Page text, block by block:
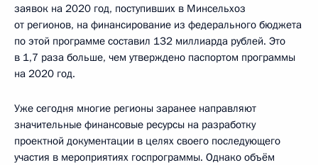
заявок на 2020 год, поступивших в Минсельхоз
от регионов, на финансирование из федерального бюджета
по этой программе составил 132 миллиарда рублей. Это
в 1,7 раза больше, чем утверждено паспортом программы
на 2020 год.
Уже сегодня многие регионы заранее направляют
значительные финансовые ресурсы на разработку
проектной документации в целях своего последующего
участия в мероприятиях госпрограммы. Однако объём